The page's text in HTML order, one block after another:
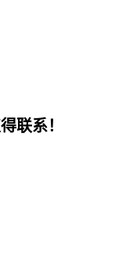
联系！